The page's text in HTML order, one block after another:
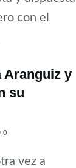
con el
Aranguiz y
su
0
vez a